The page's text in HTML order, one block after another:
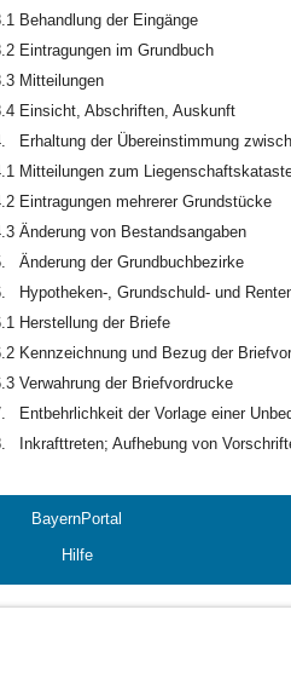
Behandlung der Eingänge
Eintragungen im Grundbuch
Mitteilungen
Einsicht, Abschriften, Auskunft
Erhaltung der Übereinstimmung
Mitteilungen zum
Eintragungen mehrerer Grundstücke
Änderung von Bestandsangaben
Änderung der Grundbuchbezirke
Hypotheken-, Grundschuld- und
Herstellung der Briefe
Kennzeichnung und Bezug der
Verwahrung der Briefvordrucke
Entbehrlichkeit der Vorlage einer
Inkrafttreten; Aufhebung von
BayernPortal
Hilfe